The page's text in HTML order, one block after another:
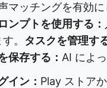
マッチングを有効
ンプトを使用する：
。 タスクを管理す
保存する： AI によ
イン： Play ストア